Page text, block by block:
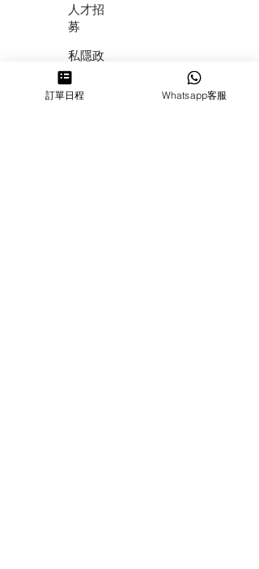
人才招
募
私隱政
策
​積分計
訂單日程 Whatsapp客服